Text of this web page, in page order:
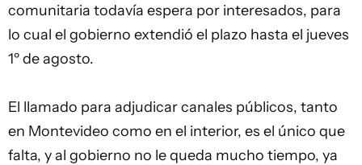
comunitaria todavía espera por interesados, para
lo cual el gobierno extendió el plazo hasta el jueves
1º de agosto.
El llamado para adjudicar canales públicos, tanto
en Montevideo como en el interior, es el único que
falta, y al gobierno no le queda mucho tiempo, ya